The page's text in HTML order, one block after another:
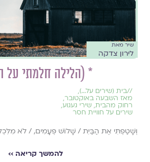
שיר מאת
לירון צדקה
* (הלילה חלמתי על
//בית (שירים על...),
מאז השבעה באוקטובר,
רחוק מהבית, שירי געגוע,
שירים על חוויית חסר
וְשָׁטַפְתִּי אֶת הַבַּיִת / שָׁלוֹשׁ פְּעָמִים, / לֹא
להמשך קריאה ››